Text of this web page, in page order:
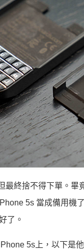
終捨不得下單。
5s 當成備用機
了。
5s上，以下是